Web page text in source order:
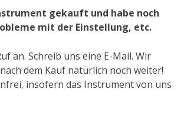
gekauft und habe noch
mit der Einstellung, etc.
an. Schreib uns eine E-Mail. Wir
dem Kauf natürlich noch weiter!
insofern das Instrument von uns